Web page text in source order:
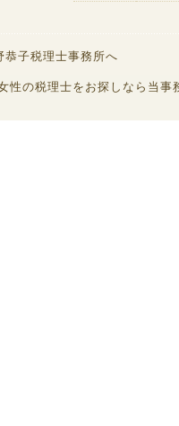
恭子税理士事務所へ
性の税理士をお探しなら当